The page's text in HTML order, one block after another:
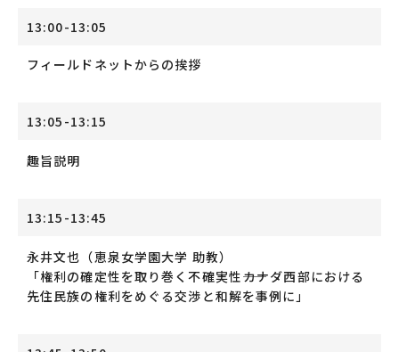
13:00-13:05
フィールドネットからの挨拶
13:05-13:15
趣旨説明
13:15-13:45
永井文也（恵泉女学園大学 助教）
「権利の確定性を取り巻く不確実性――カナダ西部における
先住民族の権利をめぐる交渉と和解を事例に」